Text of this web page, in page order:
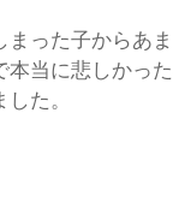
まった子からあ
本当に悲しかっ
た。